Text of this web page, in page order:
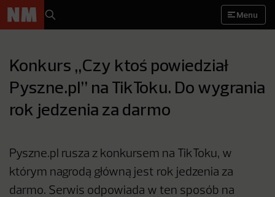
Menu
Konkurs „Czy ktoś powiedział
Pyszne.pl” na TikToku. Do wygrania
rok jedzenia za darmo
Pyszne.pl rusza z konkursem na TikToku, w
którym nagrodą główną jest rok jedzenia za
darmo. Serwis odpowiada w ten sposób na